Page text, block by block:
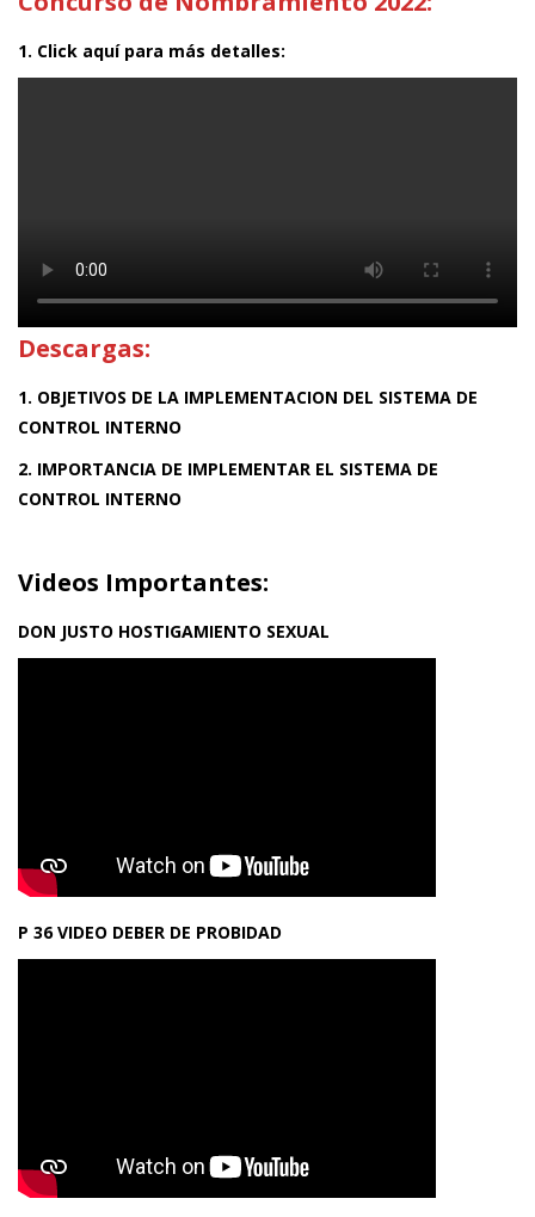
1. Click aquí para más detalles:
Descargas:
1. OBJETIVOS DE LA IMPLEMENTACION DEL SISTEMA DE
CONTROL INTERNO
2. IMPORTANCIA DE IMPLEMENTAR EL SISTEMA DE
CONTROL INTERNO
Videos Importantes:
DON JUSTO HOSTIGAMIENTO SEXUAL
P 36 VIDEO DEBER DE PROBIDAD